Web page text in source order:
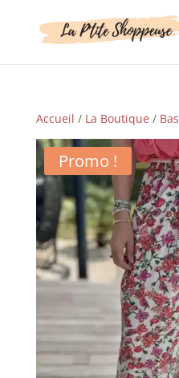
Accueil / La Boutique / Bas
Promo !